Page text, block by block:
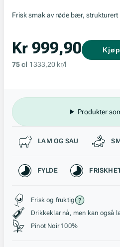
Frisk smak av røde bær, strukturert
Kr 999,90
75 cl 1333,20 kr/l
Kjøp
Produkter
Passer til
LAM OG SAU
Karakteristikk
FYLDE
Stil, lagring og
Frisk og fruktig
Drikkeklar nå, men kan også
Pinot Noir 100%